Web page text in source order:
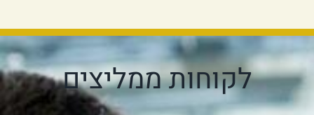
לקוחות ממליצים